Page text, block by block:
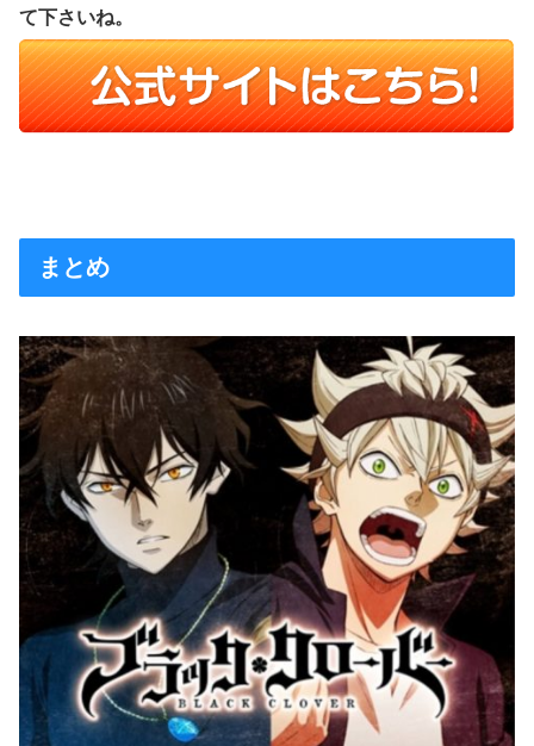
て下さいね。
まとめ